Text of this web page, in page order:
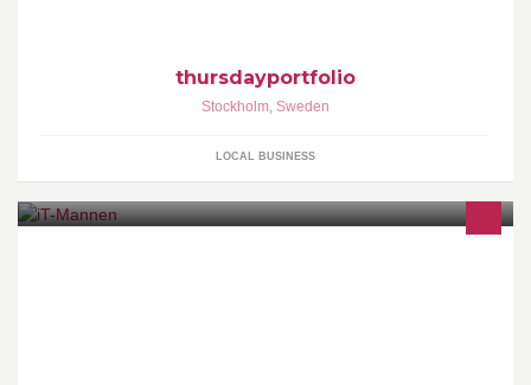
thursdayportfolio
Stockholm, Sweden
LOCAL BUSINESS